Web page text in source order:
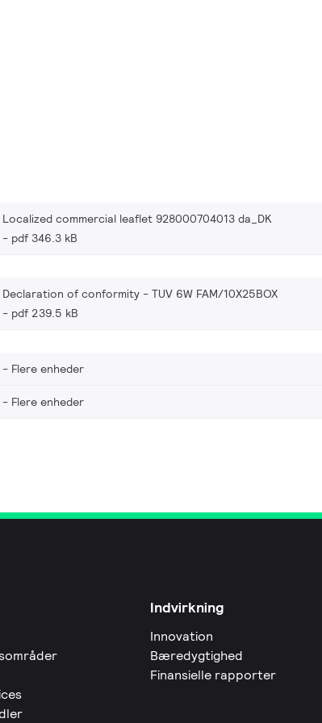
Localized commercial leaflet 928000704013 da_DK
pdf 346.3 kB
Declaration of conformity - TUV 6W FAM/10X25BOX
pdf 239.5 kB
Flere enheder
Flere enheder
Indvirkning
Innovation
Bæredygtighed
Finansielle rapporter